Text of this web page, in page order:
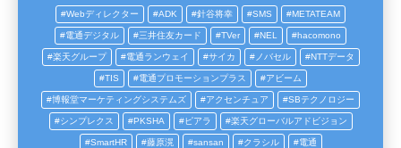
Webディレクター ADK 針谷将幸 SMS METATEAM
電通デジタル 三井住友カード TVer NEL hacomono
楽天グループ 電通ランウェイ サイカ ノバセル NTTデータ
TIS 電通プロモーションプラス アビーム
博報堂マーケティングシステムズ アクセンチュア SBテクノロジー
シンプレクス PKSHA ピアラ 楽天グローバルアドビジョン
SmartHR 藤原滉 sansan クラシル 電通